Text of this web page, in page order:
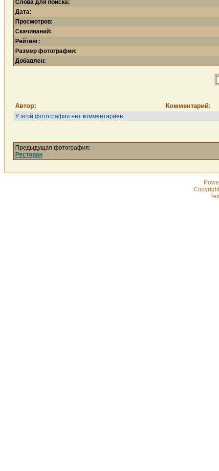
Слова для поиска:
Дата:
Просмотров:
Скачиваний:
Рейтинг:
Размер фотографии:
Добавлен:
Автор: Комментарий:
У этой фотографии нет комментариев.
Предыдущая фотография:
Ресторан